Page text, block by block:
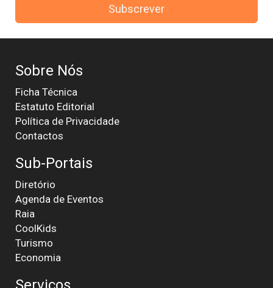
Subscrever
Sobre Nós
Ficha Técnica
Estatuto Editorial
Política de Privacidade
Contactos
Sub-Portais
Diretório
Agenda de Eventos
Raia
CoolKids
Turismo
Economia